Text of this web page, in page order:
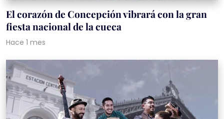
El corazón de Concepción vibrará con la gran
fiesta nacional de la cueca
Hace 1 mes